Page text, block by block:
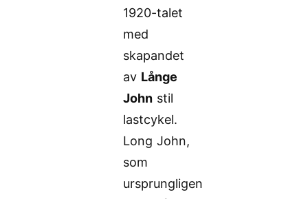
1920-talet
med
skapandet
av Långe
John stil
lastcykel.
Long John,
som
ursprungligen